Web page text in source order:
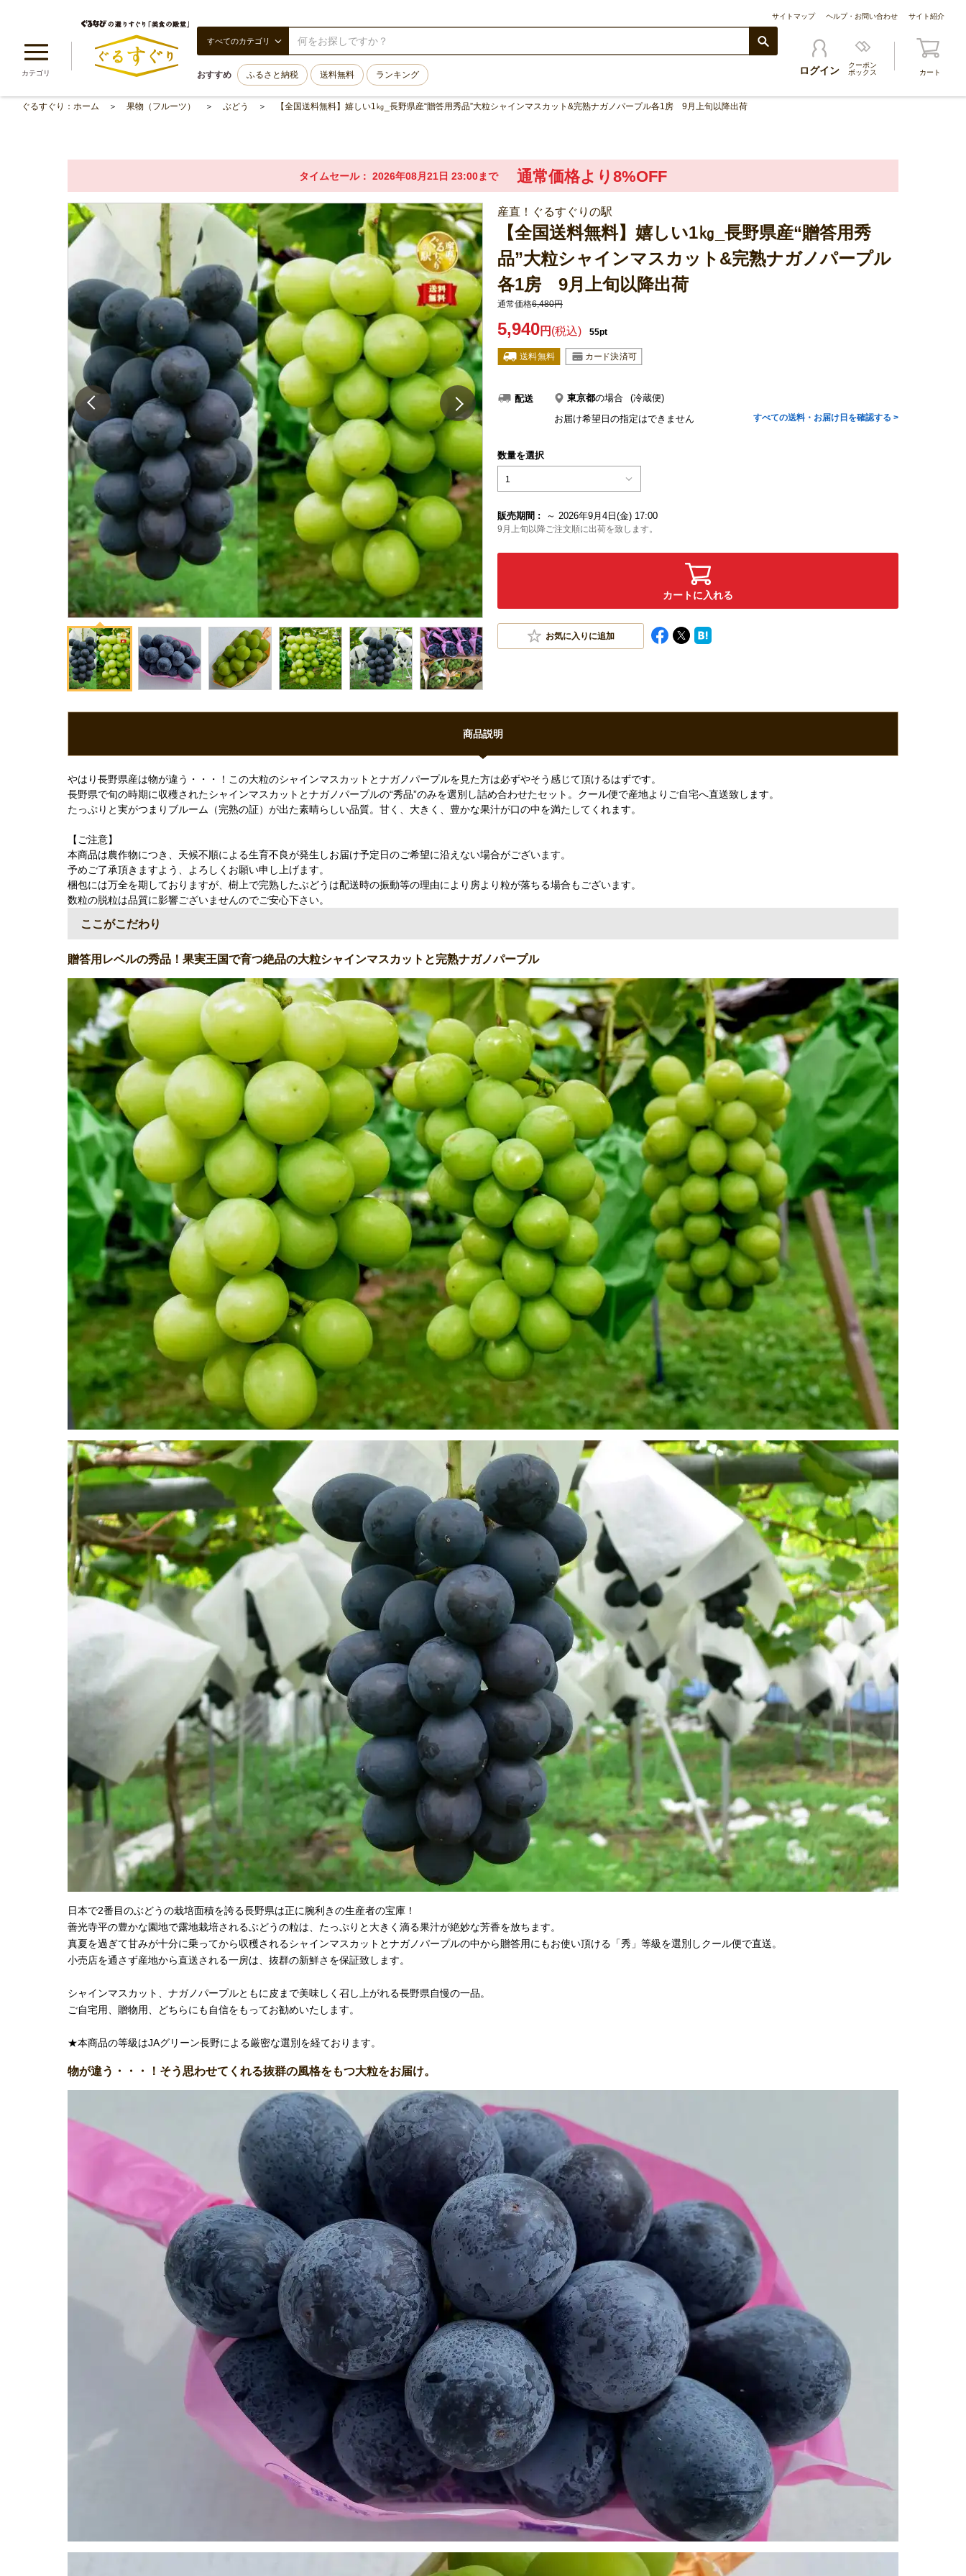
サイトマップ ヘルプ・お問い合わせ サイト紹介
カテゴリ
すべてのカテゴリ
おすすめ ふるさと納税 送料無料 ランキング ログイン
クーポン
ボックス
カート
ぐるすぐり：ホーム 果物（フルーツ） ぶどう 【全国送料無料】嬉しい1㎏_長野県産“贈答用秀品”大粒シャインマスカット&完熟ナガノパープル各1房 9月上旬以降出荷
タイムセール 2026年08月21日 23:00まで 通常価格より8%OFF
産直！ぐるすぐりの駅
【全国送料無料】嬉しい1㎏_長野県産“贈答用秀
品”大粒シャインマスカット&完熟ナガノパープル
各1房 9月上旬以降出荷
通常価格6,480円
5,940円 (税込) 55pt
配送 東京都の場合
(冷蔵便)
お届け希望日の指定はできません
すべての送料・お届け日を確認する >
数量を選択
1
販売期間 : ～ 2026年9月4日(金) 17:00
9月上旬以降ご注文順に出荷を致します。
カートに入れる
お気に入りに追加
商品説明
やはり長野県産は物が違う・・・！この大粒のシャインマスカットとナガノパープルを見た方は必ずやそう感じて頂けるはずです。
長野県で旬の時期に収穫されたシャインマスカットとナガノパープルの“秀品”のみを選別し詰め合わせたセット。クール便で産地よりご自宅へ直送致します。
たっぷりと実がつまりブルーム（完熟の証）が出た素晴らしい品質。甘く、大きく、豊かな果汁が口の中を満たしてくれます。
【ご注意】
本商品は農作物につき、天候不順による生育不良が発生しお届け予定日のご希望に沿えない場合がございます。
予めご了承頂きますよう、よろしくお願い申し上げます。
梱包には万全を期しておりますが、樹上で完熟したぶどうは配送時の振動等の理由により房より粒が落ちる場合もございます。
数粒の脱粒は品質に影響ございませんのでご安心下さい。
ここがこだわり
贈答用レベルの秀品！果実王国で育つ絶品の大粒シャインマスカットと完熟ナガノパープル
日本で2番目のぶどうの栽培面積を誇る長野県は正に腕利きの生産者の宝庫！
善光寺平の豊かな園地で露地栽培されるぶどうの粒は、たっぷりと大きく滴る果汁が絶妙な芳香を放ちます。
真夏を過ぎて甘みが十分に乗ってから収穫されるシャインマスカットとナガノパープルの中から贈答用にもお使い頂ける「秀」等級を選別しクール便で直送。
小売店を通さず産地から直送される一房は、抜群の新鮮さを保証致します。
シャインマスカット、ナガノパープルともに皮まで美味しく召し上がれる長野県自慢の一品。
ご自宅用、贈物用、どちらにも自信をもってお勧めいたします。
★本商品の等級はJAグリーン長野による厳密な選別を経ております。
物が違う・・・！そう思わせてくれる抜群の風格をもつ大粒をお届け。